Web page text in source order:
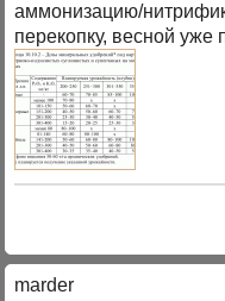
аммонизацию/
перекопку, весной уже
marder